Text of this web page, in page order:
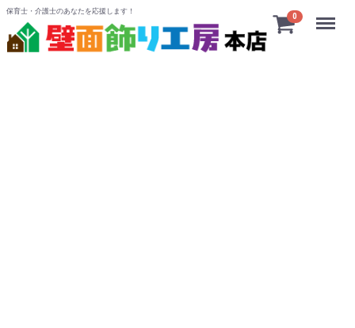
保育士・介護士のあなたを応援します！
0 Menu